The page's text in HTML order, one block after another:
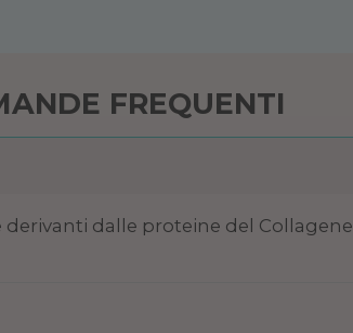
FREQUENTI
dalle proteine del